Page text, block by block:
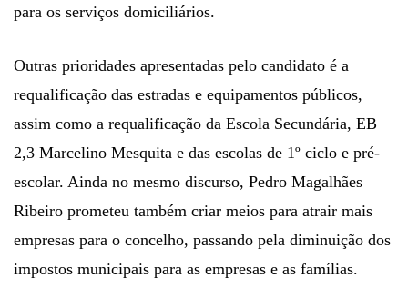
para os serviços domiciliários.
Outras prioridades apresentadas pelo candidato é a
requalificação das estradas e equipamentos públicos,
assim como a requalificação da Escola Secundária, EB
2,3 Marcelino Mesquita e das escolas de 1º ciclo e pré-
escolar. Ainda no mesmo discurso, Pedro Magalhães
Ribeiro prometeu também criar meios para atrair mais
empresas para o concelho, passando pela diminuição dos
impostos municipais para as empresas e as famílias.